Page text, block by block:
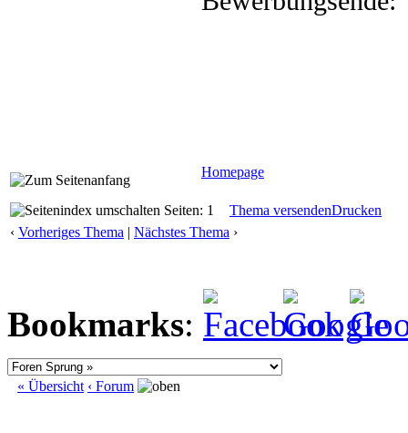
Homepage
Seiten: 1 Thema versendenDrucken
‹ Vorheriges Thema | Nächstes Thema ›
Bookmarks:
« Übersicht ‹ Forum